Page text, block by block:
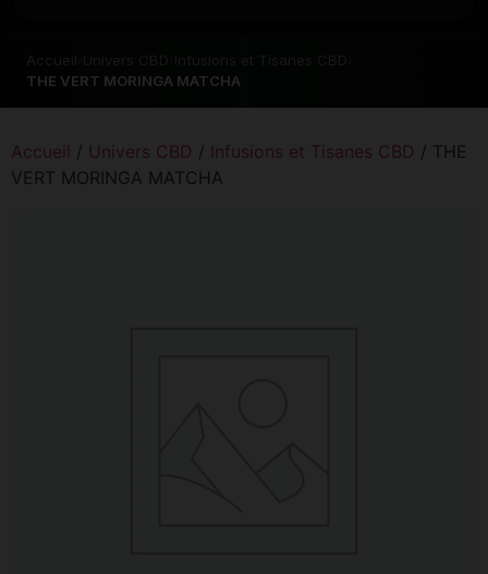
THE VERT MORINGA MATCHA
Accueil / Univers CBD / Infusions et Tisanes CBD / THE
VERT MORINGA MATCHA